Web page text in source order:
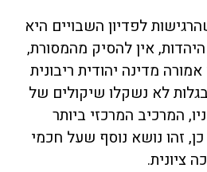
לפדיון השבויים היא
אין להסיק מהמסורת,
מדינה יהודית ריבונית
לא נשקלו שיקולים של
המרכיב המרכזי ביותר
זהו נושא נוסף שעל חכמי
ציונית.